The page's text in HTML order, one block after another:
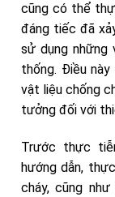
cũng có thể
đáng tiếc đã
sử dụng những
thống. Điều
vật liệu chống
tưởng đối với
Trước thực
hướng dẫn,
cháy, cũng